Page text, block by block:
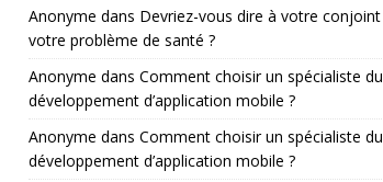
Anonyme dans Devriez-vous dire à votre conjoint
votre problème de santé ?
Anonyme dans Comment choisir un spécialiste du
développement d’application mobile ?
Anonyme dans Comment choisir un spécialiste du
développement d’application mobile ?